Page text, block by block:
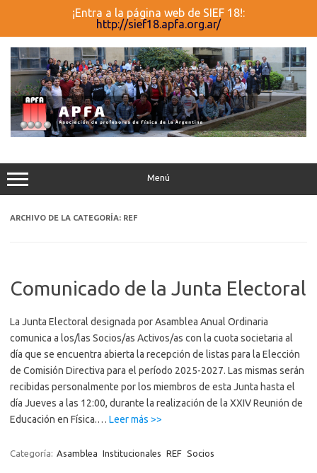
¡Entra a la página web de SIEF 18!:
http://sief18.apfa.org.ar/
contenido
Menú
ARCHIVO DE LA CATEGORÍA: REF
Comunicado de la Junta Electoral
La Junta Electoral designada por Asamblea Anual Ordinaria
comunica a los/las Socios/as Activos/as con la cuota societaria al
día que se encuentra abierta la recepción de listas para la Elección
de Comisión Directiva para el período 2025-2027. Las mismas serán
recibidas personalmente por los miembros de esta Junta hasta el
día Jueves a las 12:00, durante la realización de la XXIV Reunión de
Educación en Física.… Leer más >>
la
Categoría: Asamblea Institucionales REF Socios